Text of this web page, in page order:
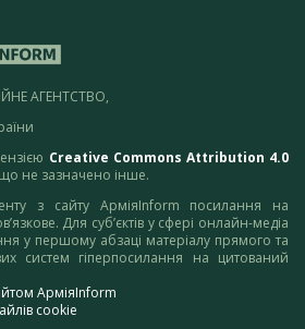
АГЕНТСТВО,
Creative Commons Attribution 4.0
не зазначено інше.
з сайту АрміяInform посилання на
Для суб’єктів у сфері онлайн-медіа
у першому абзаці матеріалу прямого та
систем гіперпосилання на цитований
АрміяInform
cookie